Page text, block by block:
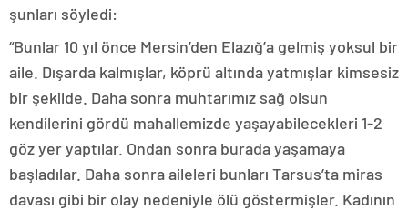
şunları söyledi:
“Bunlar 10 yıl önce Mersin’den Elazığ’a gelmiş yoksul bir
aile. Dışarda kalmışlar, köprü altında yatmışlar kimsesiz
bir şekilde. Daha sonra muhtarımız sağ olsun
kendilerini gördü mahallemizde yaşayabilecekleri 1-2
göz yer yaptılar. Ondan sonra burada yaşamaya
başladılar. Daha sonra aileleri bunları Tarsus’ta miras
davası gibi bir olay nedeniyle ölü göstermişler. Kadının